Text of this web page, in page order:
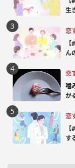
生
恋
ん
恋
噛
か
恋
す